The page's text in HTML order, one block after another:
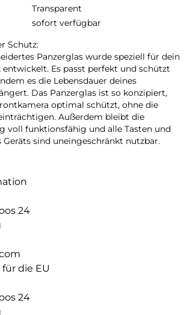
Transparent
sofort verfügbar
Schutz:
Panzerglas wurde speziell für dein
entwickelt. Es passt perfekt und schützt
es die Lebensdauer deines
Das Panzerglas ist so konzipiert,
optimal schützt, ohne die
Außerdem bleibt die
voll funktionsfähig und alle Tasten und
Geräts sind uneingeschränkt nutzbar.
wie eine Panzerfolie. Mit dem
lässt sich das Schutzglas
und dank des Reinigungssets staubfrei
es Zeit ist, das Glas auszutauschen, ist
Mit unserem Second Glas erhältst du
benutzerfreundlichen Schutz für das
garantiert auch die uneingeschränkte
24
die EU
24